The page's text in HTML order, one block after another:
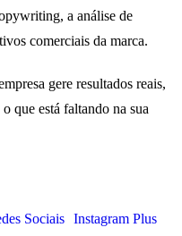
a análise de
comerciais da marca.
gere resultados reais,
o que está faltando na sua
Sociais Instagram Plus